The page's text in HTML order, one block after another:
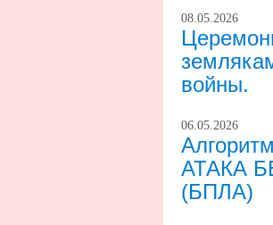
08.05.2026
войны.
06.05.2026
АТАКА
(БПЛА)